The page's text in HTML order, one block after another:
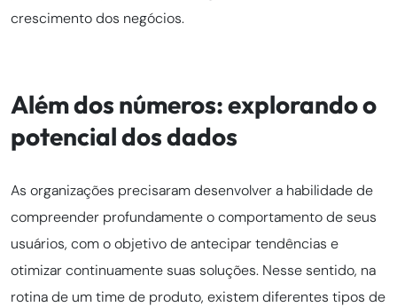
crescimento dos negócios.
Além dos números: explorando o
potencial dos dados
As organizações precisaram desenvolver a habilidade de
compreender profundamente o comportamento de seus
usuários, com o objetivo de antecipar tendências e
otimizar continuamente suas soluções. Nesse sentido, na
rotina de um time de produto, existem diferentes tipos de